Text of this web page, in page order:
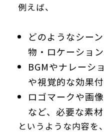
例えば、
どのようなシー
物・ロケーショ
BGMやナレーシ
や視覚的な効果
ロゴマークや画
など、必要な素
というような内容を